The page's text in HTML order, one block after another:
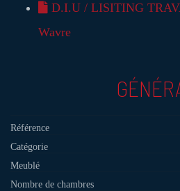
D.I.U / LISITING
Wavre
Référence
Catégorie
Meublé
Nombre de chambres